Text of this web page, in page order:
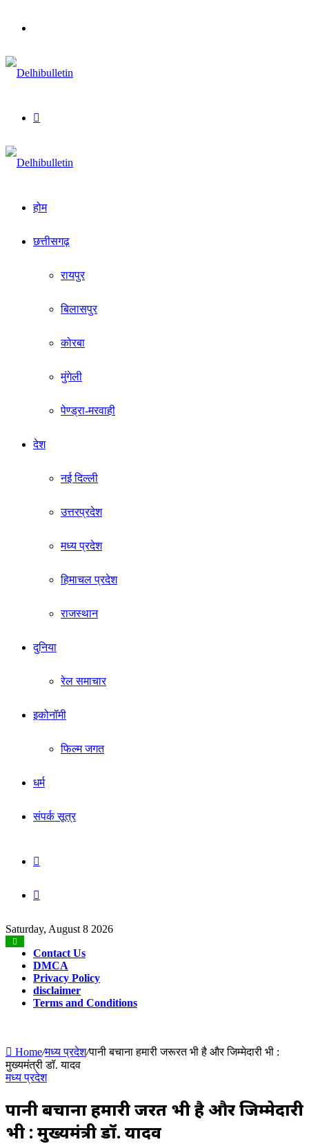
होम
छत्तीसगढ़
रायपुर
बिलासपुर
कोरबा
मुंगेली
पेण्ड्रा-मरवाही
देश
नई दिल्ली
उत्तरप्रदेश
मध्य प्रदेश
हिमाचल प्रदेश
राजस्थान
दुनिया
रेल समाचार
इकोनॉमी
फिल्म जगत
धर्म
संपर्क सूत्र
for
Saturday, August 8 2026
Contact Us
DMCA
Privacy Policy
disclaimer
Terms and Conditions
Home/मध्य प्रदेश/पानी बचाना हमारी जरूरत भी है और जिम्मेदारी भी :
मुख्यमंत्री डॉ. यादव
मध्य प्रदेश
पानी बचाना हमारी जरूरत भी है और जिम्मेदारी
भी : मुख्यमंत्री डॉ. यादव